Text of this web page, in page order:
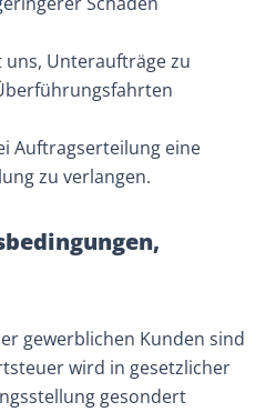
Unteraufträge zu
Auftragserteilung eine
zu verlangen.
gewerblichen Kunden sind
wird in gesetzlicher
gesondert